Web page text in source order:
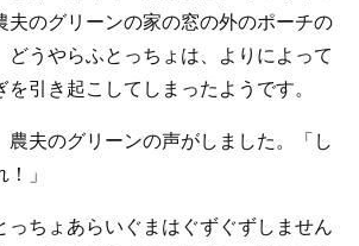
夫のグリーンの家の窓の外のポーチの
どうやらふとっちょは、よりによって
引き起こしてしまったようです。
農夫のグリーンの声がしました。「し
」
っちょあらいぐまはぐずぐずしません